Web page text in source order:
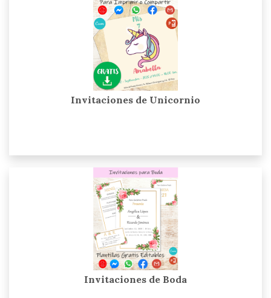
Invitaciones de Unicornio
Invitaciones de Boda